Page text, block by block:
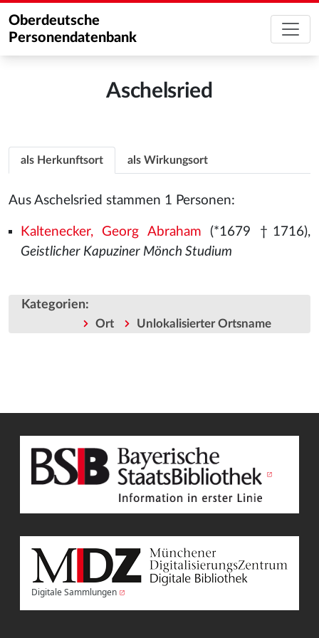
Oberdeutsche
Personendatenbank
Aschelsried
als Herkunftsort als Wirkungsort
Aus Aschelsried stammen 1 Personen:
Kaltenecker, Georg Abraham (*1679 †1716),
Geistlicher Kapuziner Mönch Studium
Kategorien:
Ort Unlokalisierter Ortsname
Digitale Sammlungen